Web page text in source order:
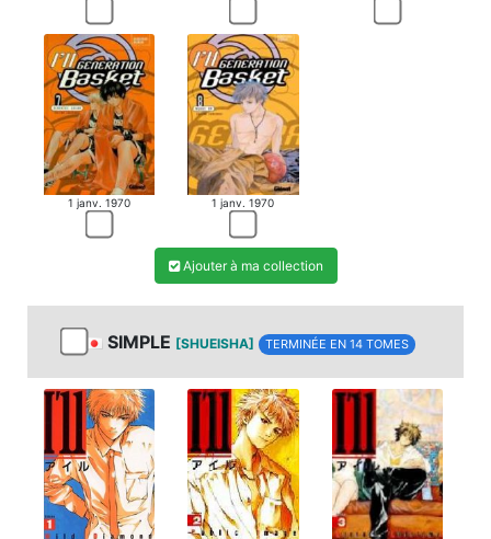
1 janv. 1970 1 janv. 1970
Ajouter à ma collection
SIMPLE [SHUEISHA] TERMINÉE EN 14 TOMES